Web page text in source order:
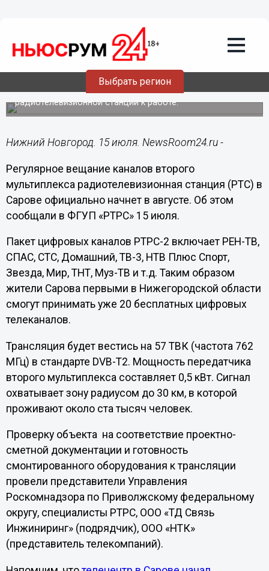
Выбрать регион
Регулярное вещание цифровых
каналов второго мультиплекса
саровская РТС начнет в августе
Приемочная комиссия подтвердила готовность
радиотелевизионной станции к работе.
Нижний Новгород. 15 июля. NewsRoom24.ru -
Регулярное вещание каналов второго
мультиплекса радиотелевизионная станция (РТС) в
Сарове официально начнет в августе. Об этом
сообщали в ФГУП «РТРС» 15 июля.
Пакет цифровых каналов РТРС-2 включает РЕН-ТВ,
СПАС, СТС, Домашний, ТВ-3, НТВ Плюс Спорт,
Звезда, Мир, ТНТ, Муз-ТВ и т.д. Таким образом
жители Сарова первыми в Нижегородской области
смогут принимать уже 20 бесплатных цифровых
телеканалов.
Трансляция будет вестись на 57 ТВК (частота 762
МГц) в стандарте DVB-T2. Мощность передатчика
второго мультиплекса составляет 0,5 кВт. Сигнал
охватывает зону радиусом до 30 км, в которой
проживают около ста тысяч человек.
Проверку объекта на соответствие проектно-
сметной документации и готовность
смонтированного оборудования к трансляции
провели представители Управления
Роскомнадзора по Приволжскому федеральному
округу, специалисты РТРС, ООО «ТД Связь
Инжиниринг» (подрядчик), ООО «НТК»
(представитель телекомпаний).